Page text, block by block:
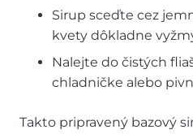
Sirup sceďte cez
kvety dôkladne
Nalejte do čistých
chladničke alebo
Takto pripravený bazový